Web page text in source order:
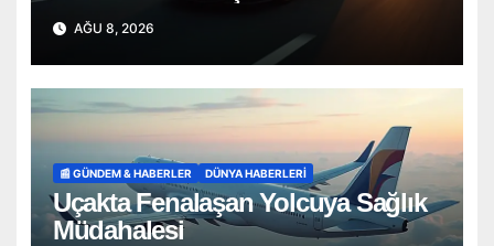
Trajedisi
AĞU 8, 2026
📰 GÜNDEM & HABERLER DÜNYA HABERLERI
Uçakta Fenalaşan Yolcuya Sağlık
Müdahalesi